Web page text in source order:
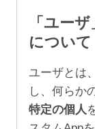
「ユー
について
ユーザとは
し、何らか
特定の個人